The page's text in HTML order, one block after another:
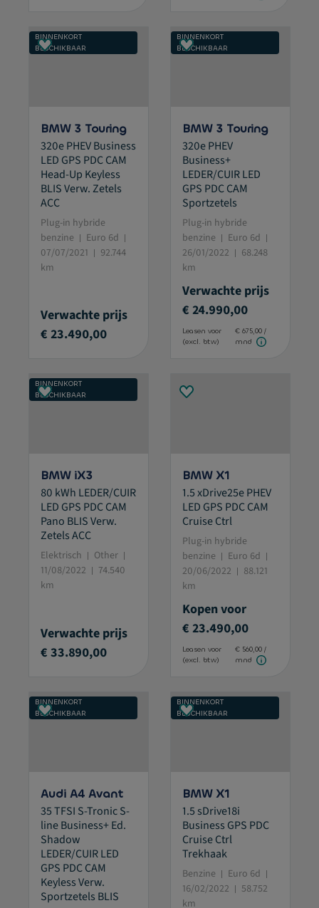
BINNENKORT
BESCHIKBAAR
BMW 3 Touring
320e PHEV Business
LED GPS PDC CAM
Head-Up Keyless
BLIS Verw. Zetels
ACC
Plug-in hybride
benzine
Euro 6d
07/07/2021
92.744
km
Verwachte prijs
€ 23.490,00
BINNENKORT
BESCHIKBAAR
BMW 3 Touring
320e PHEV
Business+
LEDER/CUIR LED
GPS PDC CAM
Sportzetels
Plug-in hybride
benzine
Euro 6d
26/01/2022
68.248
km
Verwachte prijs
€ 24.990,00
Leasen voor
(excl. btw)
€ 675,00 /
mnd
BINNENKORT
BESCHIKBAAR
BMW iX3
80 kWh LEDER/CUIR
LED GPS PDC CAM
Pano BLIS Verw.
Zetels ACC
Elektrisch
Other
11/08/2022
74.540
km
Verwachte prijs
€ 33.890,00
BMW X1
1.5 xDrive25e PHEV
LED GPS PDC CAM
Cruise Ctrl
Plug-in hybride
benzine
Euro 6d
20/06/2022
88.121
km
Kopen voor
€ 23.490,00
Leasen voor
(excl. btw)
€ 560,00 /
mnd
BINNENKORT
BESCHIKBAAR
Audi A4 Avant
35 TFSI S-Tronic S-
line Business+ Ed.
Shadow
LEDER/CUIR LED
GPS PDC CAM
Keyless Verw.
Sportzetels BLIS
BINNENKORT
BESCHIKBAAR
BMW X1
1.5 sDrive18i
Business GPS PDC
Cruise Ctrl
Trekhaak
Benzine
Euro 6d
16/02/2022
58.752
km